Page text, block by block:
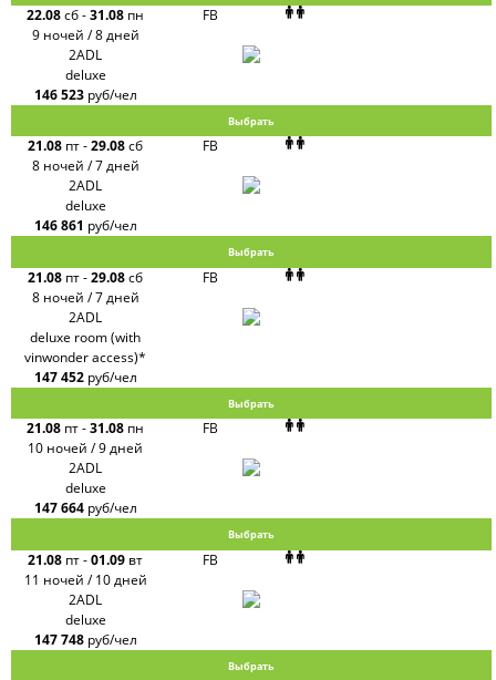
22.08сб-31.08 пн
9 ночей / 8 дней
FB
2ADL
deluxe
146 523 руб/чел
Выбрать
21.08 пт-29.08сб
8 ночей / 7 дней
FB
2ADL
deluxe
146 861 руб/чел
Выбрать
21.08 пт-29.08сб
8 ночей / 7 дней
FB
2ADL
deluxe room (with
vinwonder access)*
147 452 руб/чел
Выбрать
21.08 пт-31.08 пн
10 ночей / 9 дней
FB
2ADL
deluxe
147 664 руб/чел
Выбрать
21.08 пт-01.09 вт
11 ночей / 10 дней
FB
2ADL
deluxe
147 748 руб/чел
Выбрать